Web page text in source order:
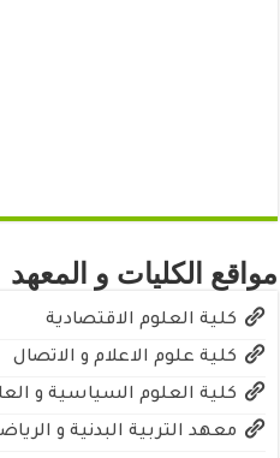
مواقع الكليات و المعهد
كلية العلوم الاقتصادية
كلية علوم الاعلام و الاتصال
كلية العلوم السياسية و
معهد التربية البدنية و